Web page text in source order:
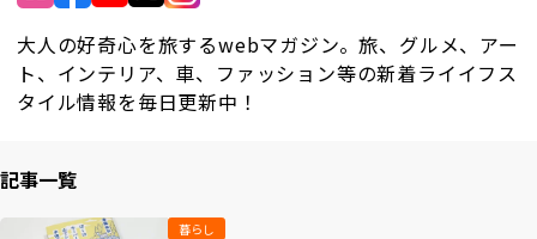
大人の好奇心を旅するwebマガジン。旅、グルメ、アー
ト、インテリア、車、ファッション等の新着ライイフス
タイル情報を毎日更新中！
記事一覧
暮らし